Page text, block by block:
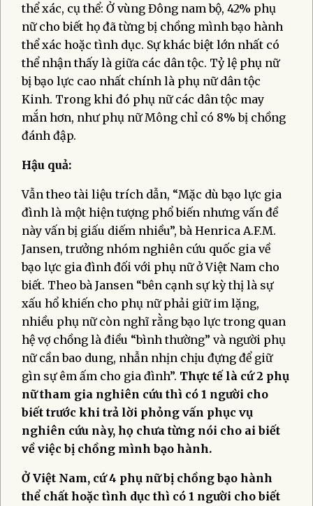
thể xác, cụ thể: Ở vùng Đông nam bộ, 42% phụ
nữ cho biết họ đã từng bị chồng mình bạo hành
thể xác hoặc tình dục. Sự khác biệt lớn nhất có
thể nhận thấy là giữa các dân tộc. Tỷ lệ phụ nữ
bị bạo lực cao nhất chính là phụ nữ dân tộc
Kinh. Trong khi đó phụ nữ các dân tộc may
mắn hơn, như phụ nữ Mông chỉ có 8% bị chồng
đánh đập.
Hậu quả:
Vẫn theo tài liệu trích dẫn, “Mặc dù bạo lực gia
đình là một hiện tượng phổ biến nhưng vấn đề
này vấn bị giấu diếm nhiều”, bà Henrica A.F.M.
Jansen, trưởng nhóm nghiên cứu quốc gia về
bạo lực gia đình đối với phụ nữ ở Việt Nam cho
biết. Theo bà Jansen “bên cạnh sự kỳ thị là sự
xấu hổ khiến cho phụ nữ phải giữ im lặng,
nhiều phụ nữ còn nghĩ rằng bạo lực trong quan
hệ vợ chồng là điều “bình thường” và người phụ
nữ cần bao dung, nhẫn nhịn chịu đựng để giữ
gìn sự êm ấm cho gia đình”. Thực tế là cứ 2 phụ
nữ tham gia nghiên cứu thì có 1 người cho
biết trước khi trả lời phỏng vấn phục vụ
nghiên cứu này, họ chưa từng nói cho ai biết
về việc bị chồng mình bạo hành.
Ở Việt Nam, cứ 4 phụ nữ bị chồng bạo hành
thể chất hoặc tình dục thì có 1 người cho biết